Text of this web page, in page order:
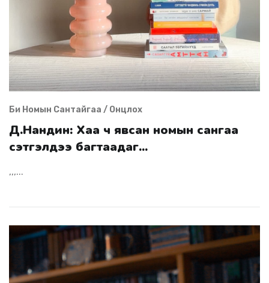
Би Номын Сантайгаа / Онцлох
Д.Нандин: Хаа ч явсан номын сангаа
сэтгэлдээ багтаадаг...
,,,...